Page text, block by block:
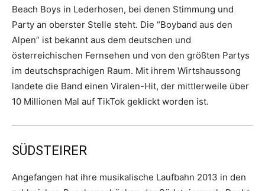
Beach Boys in Lederhosen, bei denen Stimmung und
Party an oberster Stelle steht. Die “Boyband aus den
Alpen” ist bekannt aus dem deutschen und
österreichischen Fernsehen und von den größten Partys
im deutschsprachigen Raum. Mit ihrem Wirtshaussong
landete die Band einen Viralen-Hit, der mittlerweile über
10 Millionen Mal auf TikTok geklickt worden ist.
SÜDSTEIRER
Angefangen hat ihre musikalische Laufbahn 2013 in den